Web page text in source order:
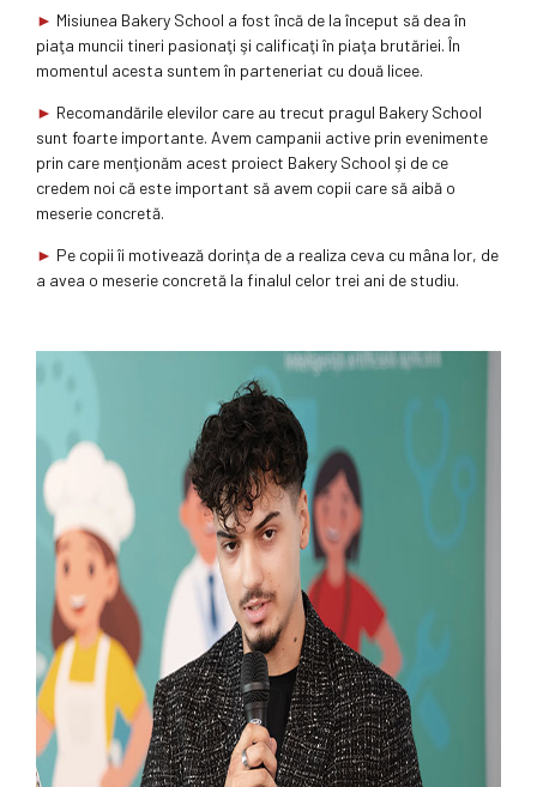
► Misiunea Bakery School a fost încă de la început să dea în
piaţa muncii tineri pasionaţi şi calificaţi în piaţa brutăriei. În
momentul acesta suntem în parteneriat cu două licee.
► Recomandările elevilor care au trecut pragul Bakery School
sunt foarte importante. Avem campanii active prin evenimente
prin care menţionăm acest proiect Bakery School şi de ce
credem noi că este important să avem copii care să aibă o
meserie concretă.
► Pe copii îi motivează dorinţa de a realiza ceva cu mâna lor, de
a avea o meserie concretă la finalul celor trei ani de studiu.